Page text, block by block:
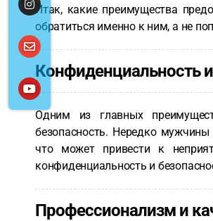
Итак, какие преимущества
обратиться именно к ним, а не
Конфиденциальность
Одним из главных
безопасность. Нередко
что может привести к
конфиденциальность и
Профессионализм и